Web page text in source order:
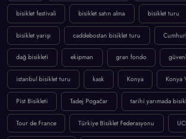
bisiklet festivali bisiklet satın alma bisiklet turu
bisiklet yarışı caddebostan bisiklet turu
dağ bisikleti ekipman gran fondo
istanbul bisiklet turu kask Konya Konya
Pist Bisikleti Tadej Pogačar tarihi yarımada
Tour de France Türkiye Bisiklet Federasyonu UCI